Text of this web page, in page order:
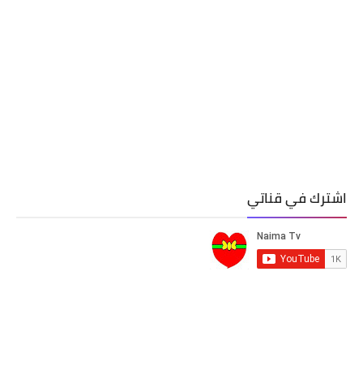
اشترك في قناتي